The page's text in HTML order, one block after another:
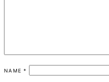
NAME*